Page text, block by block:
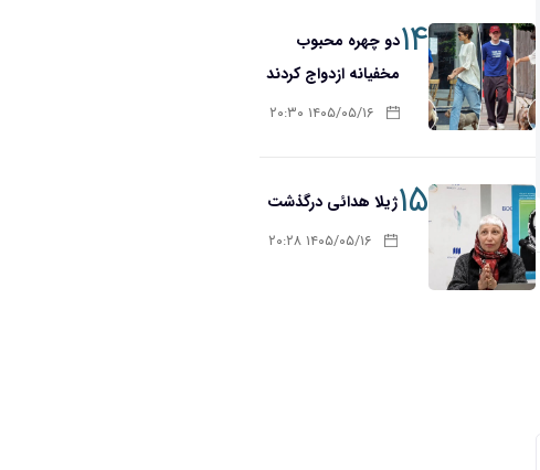
۱۴دو چهره محبوب
مخفیانه ازدواج کردند
۱۴۰۵/۰۵/۱۶ ۲۰:۳۰
۱۵ژیلا هدائی درگذشت
۱۴۰۵/۰۵/۱۶ ۲۰:۲۸